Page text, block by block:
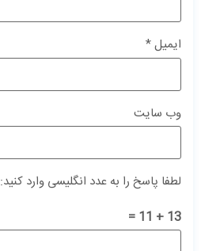
ایمیل*
وب‌ سایت
لطفا پاسخ را به عدد انگلیسی وارد کنید:
13 + 11 =